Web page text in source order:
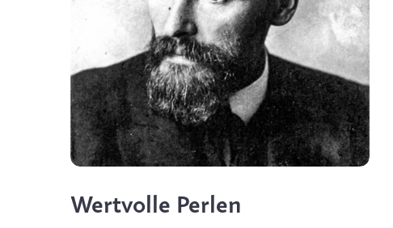
Wertvolle Perlen